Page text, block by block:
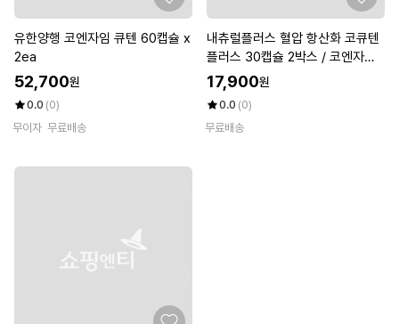
유한양행 코엔자임 큐텐 60캡슐 x
2ea
52,700원
0.0 (0)
무이자 무료배송
내츄럴플러스 혈압 항산화 코큐텐
플러스 30캡슐 2박스 / 코엔자임
Q10 식물성캡슐 비타민B 아연 엽
17,900원
0.0 (0)
무료배송